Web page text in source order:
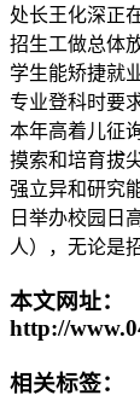
处长王化深正
招生工做总体
学生能矫捷就
专业登科时要
本年高着儿征
摸索和培育拔
强立异和研究
日举办校园日
人），无论是
本文网址：
http://
相关标签：